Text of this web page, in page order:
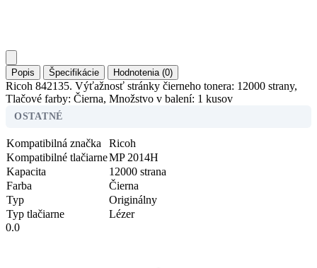
Popis Špecifikácie Hodnotenia (0)
Ricoh 842135. Výťažnosť stránky čierneho tonera: 12000 strany,
Tlačové farby: Čierna, Množstvo v balení: 1 kusov
OSTATNÉ
Kompatibilná značka
Ricoh
Kompatibilné tlačiarneMP 2014H
Kapacita
12000 strana
Farba
Čierna
Typ
Originálny
Typ tlačiarne
Lézer
0.0